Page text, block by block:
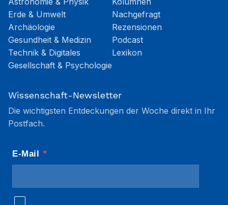
Erde & Umwelt
Archäologie
Gesundheit & Medizin
Technik & Digitales
Gesellschaft & Psychologie
Nachgefragt
Rezensionen
Podcast
Lexikon
Wissenschaft-Newsletter
Die wichtigsten Entdeckungen der Woche direkt in Ihr
Postfach.